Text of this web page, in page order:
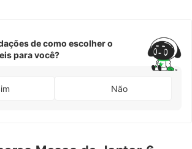
de como escolher o
para você?
Não